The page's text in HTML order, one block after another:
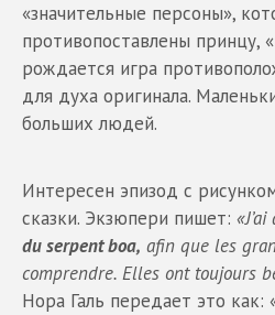
«значительные персоны»,
противопоставлены принцу,
рождается игра
для духа оригинала.
больших людей.
Интересен эпизод с
сказки. Экзюпери пишет:
du serpent boa, afin que les
comprendre. Elles ont toujours
Нора Галь передает это как: